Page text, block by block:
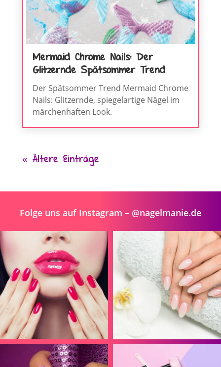
Mermaid Chrome Nails: Der
Glitzernde Spätsommer Trend
Der Spätsommer Trend Mermaid Chrome
Nails: Glitzernde, spiegelartige Nägel im
märchenhaften Look.
« Ältere Einträge
Folge uns auf Instagram – @nagelmanie.de